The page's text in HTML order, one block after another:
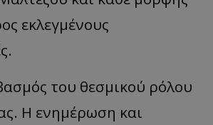
εκλεγμένους
του θεσμικού ρόλου
Η ενημέρωση και